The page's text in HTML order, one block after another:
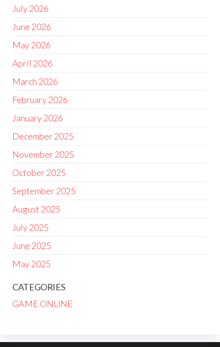
July 2026
June 2026
May 2026
April 2026
March 2026
February 2026
January 2026
December 2025
November 2025
October 2025
September 2025
August 2025
July 2025
June 2025
May 2025
CATEGORIES
GAME ONLINE